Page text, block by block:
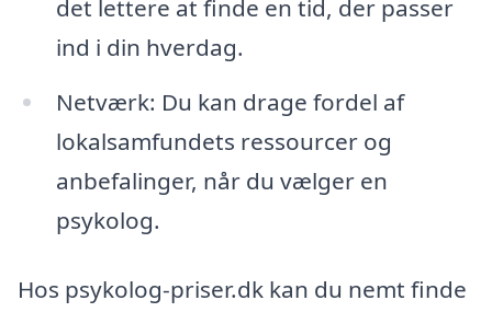
det lettere at finde en tid, der passer
ind i din hverdag.
Netværk: Du kan drage fordel af
lokalsamfundets ressourcer og
anbefalinger, når du vælger en
psykolog.
Hos psykolog-priser.dk kan du nemt finde